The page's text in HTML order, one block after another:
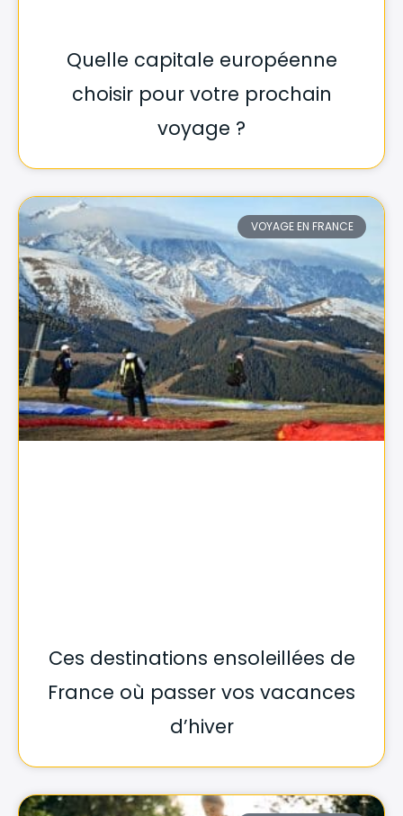
Quelle capitale européenne
choisir pour votre prochain
voyage ?
VOYAGE EN FRANCE
Ces destinations ensoleillées de
France où passer vos vacances
d’hiver